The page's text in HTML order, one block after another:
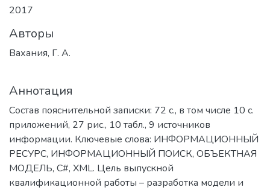
2017
Авторы
Вахания, Г. А.
Аннотация
Состав пояснительной записки: 72 с., в том числе 10 с.
приложений, 27 рис., 10 табл., 9 источников
информации. Ключевые слова: ИНФОРМАЦИОННЫЙ
РЕСУРС, ИНФОРМАЦИОННЫЙ ПОИСК, ОБЪЕКТНАЯ
МОДЕЛЬ, C#, XML. Цель выпускной
квалификационной работы – разработка модели и